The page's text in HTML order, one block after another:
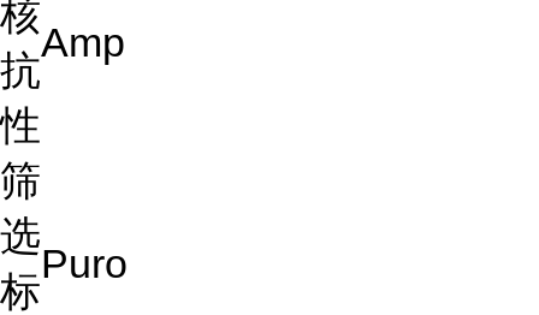
核
抗
性
Amp
筛
选
标
Puro